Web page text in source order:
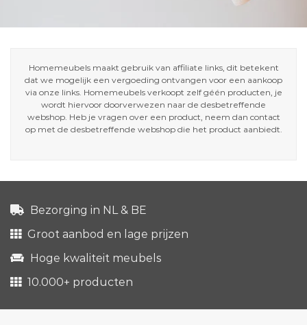
Homemeubels maakt gebruik van affiliate links, dit betekent
dat we mogelijk een vergoeding ontvangen voor een aankoop
via onze links. Homemeubels verkoopt zelf géén producten, je
wordt hiervoor doorverwezen naar de desbetreffende
webshop. Heb je vragen over een product, neem dan contact
op met de desbetreffende webshop die het product aanbiedt.
Bezorging in NL & BE
Groot aanbod en lage prijzen
Hoge kwaliteit meubels
10.000+ producten